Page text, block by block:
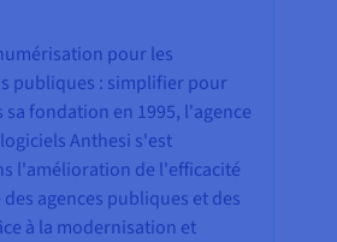
pour les
publiques : simplifier pour
fondation en 1995, l'agence
Anthesi s'est
l'amélioration de l'efficacité
agences publiques et des
à la modernisation et